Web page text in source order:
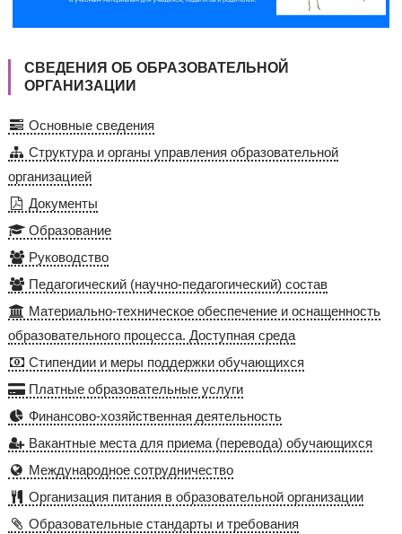
СВЕДЕНИЯ ОБ ОБРАЗОВАТЕЛЬНОЙ
ОРГАНИЗАЦИИ
Основные сведения
Структура и органы управления образовательной
организацией
Документы
Образование
Руководство
Педагогический (научно-педагогический) состав
Материально-техническое обеспечение и оснащенность
образовательного процесса. Доступная среда
Стипендии и меры поддержки обучающихся
Платные образовательные услуги
Финансово-хозяйственная деятельность
Вакантные места для приема (перевода) обучающихся
Международное сотрудничество
Организация питания в образовательной организации
Образовательные стандарты и требования